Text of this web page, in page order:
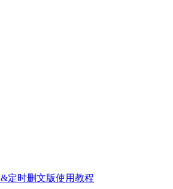
定时删文版使用教程